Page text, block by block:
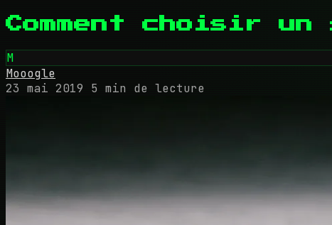
Comment choisir un
M
Mooogle
23 mai 2019
5 min de lecture